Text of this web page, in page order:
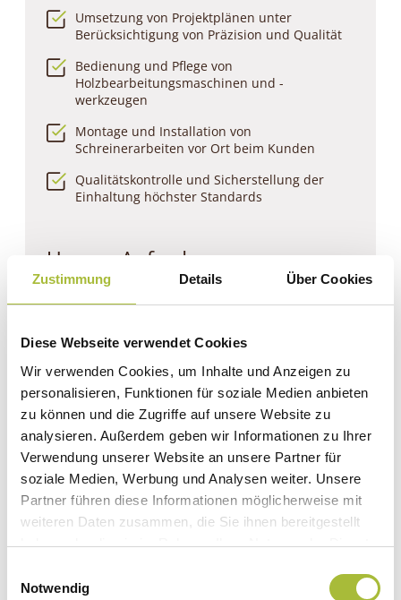
Zustimmung Details Über Cookies
Diese Webseite verwendet Cookies
Wir verwenden Cookies, um Inhalte und Anzeigen zu
personalisieren, Funktionen für soziale Medien anbieten
zu können und die Zugriffe auf unsere Website zu
analysieren. Außerdem geben wir Informationen zu Ihrer
Verwendung unserer Website an unsere Partner für
soziale Medien, Werbung und Analysen weiter. Unsere
Partner führen diese Informationen möglicherweise mit
weiteren Daten zusammen, die Sie ihnen bereitgestellt
haben oder die sie im Rahmen Ihrer Nutzung der Dienste
Notwendig
Umsetzung von Projektplänen unter
Berücksichtigung von Präzision und Qualität
Bedienung und Pflege von
Holzbearbeitungsmaschinen und -
werkzeugen
Montage und Installation von
Schreinerarbeiten vor Ort beim Kunden
Qualitätskontrolle und Sicherstellung der
Einhaltung höchster Standards
Unsere Anforderungen:
Abgeschlossene Ausbildung als Schreiner
Fundierte Kenntnisse in der Holzbearbeitung
und im Umgang mit
Holzbearbeitungsmaschinen
Präzises Arbeiten und hoher
Qualitätsanspruch
Teamfähigkeit, Zuverlässigkeit und
Engagement
Kreativität und Liebe zum Detail
Gute Deutschkenntnisse in Wort und Schrift